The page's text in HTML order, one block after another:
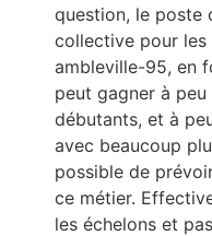
question, le poste
collective pour les
ambleville-95, en
peut gagner à
débutants, et à
avec beaucoup
possible de
ce métier.
les échelons et